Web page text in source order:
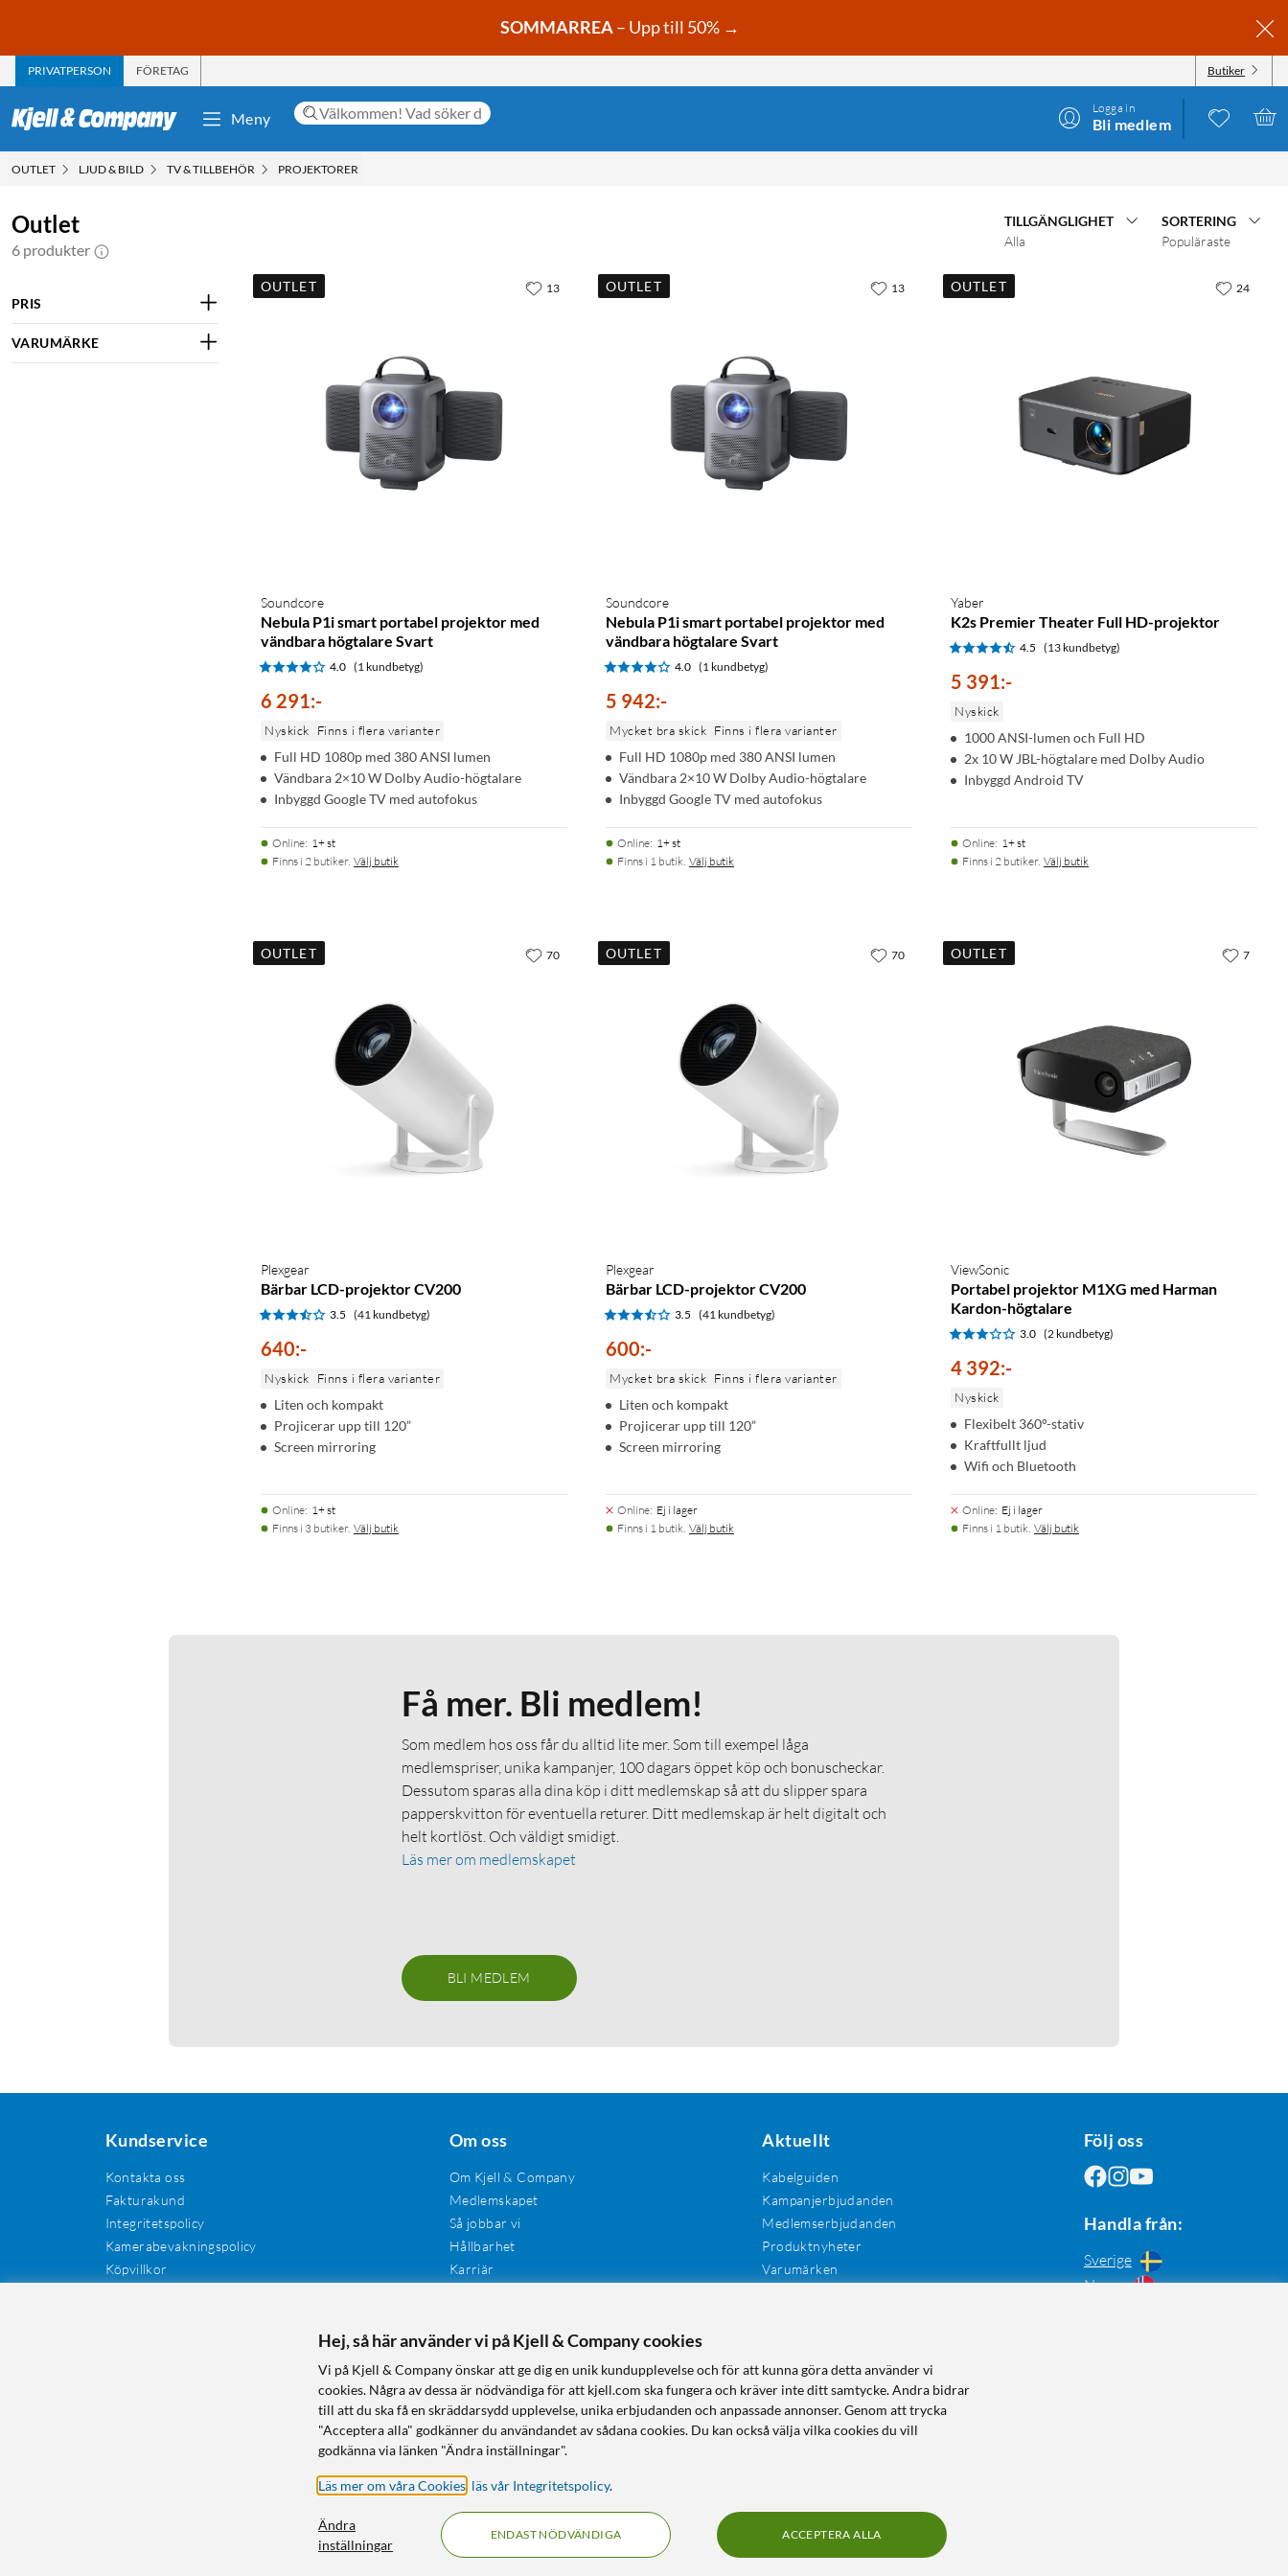
SOMMARREA– Upp till 50% →
PRIVATPERSON FÖRETAG Butiker
Meny
Logga in
Bli medlem
OUTLET LJUD & BILD TV & TILLBEHÖR PROJEKTORER
Outlet
6 produkter
PRIS
VARUMÄRKE
TILLGÄNGLIGHET
Alla
SORTERING
Populäraste
OUTLET
Soundcore
Nebula P1i smart portabel projektor med
vändbara högtalare Svart
4.0 (1 kundbetyg)
6 291:-
Nyskick Finns i flera varianter
Full HD 1080p med 380 ANSI lumen
Vändbara 2×10 W Dolby Audio-högtalare
Inbyggd Google TV med autofokus
Online: 1+ st
Finns i 2 butiker. Välj butik
13 OUTLET
Soundcore
Nebula P1i smart portabel projektor med
vändbara högtalare Svart
4.0 (1 kundbetyg)
5 942:-
Mycket bra skick Finns i flera varianter
Full HD 1080p med 380 ANSI lumen
Vändbara 2×10 W Dolby Audio-högtalare
Inbyggd Google TV med autofokus
Online: 1+ st
Finns i 1 butik. Välj butik
13 OUTLET
Yaber
K2s Premier Theater Full HD-projektor
4.5 (13 kundbetyg)
5 391:-
Nyskick
1000 ANSI-lumen och Full HD
2x 10 W JBL-högtalare med Dolby Audio
Inbyggd Android TV
Online: 1+ st
Finns i 2 butiker. Välj butik
24
OUTLET
Plexgear
Bärbar LCD-projektor CV200
3.5 (41 kundbetyg)
640:-
Nyskick Finns i flera varianter
Liten och kompakt
Projicerar upp till 120”
Screen mirroring
Online: 1+ st
Finns i 3 butiker. Välj butik
70 OUTLET
Plexgear
Bärbar LCD-projektor CV200
3.5 (41 kundbetyg)
600:-
Mycket bra skick Finns i flera varianter
Liten och kompakt
Projicerar upp till 120”
Screen mirroring
Online: Ej i lager
Finns i 1 butik. Välj butik
70 OUTLET
ViewSonic
Portabel projektor M1XG med Harman
Kardon-högtalare
3.0 (2 kundbetyg)
4 392:-
Nyskick
Flexibelt 360°-stativ
Kraftfullt ljud
Wifi och Bluetooth
Online: Ej i lager
Finns i 1 butik. Välj butik
7
Få mer. Bli medlem!
Som medlem hos oss får du alltid lite mer. Som till exempel låga
medlemspriser, unika kampanjer, 100 dagars öppet köp och bonuscheckar.
Dessutom sparas alla dina köp i ditt medlemskap så att du slipper spara
papperskvitton för eventuella returer. Ditt medlemskap är helt digitalt och
helt kortlöst. Och väldigt smidigt.
Läs mer om medlemskapet
BLI MEDLEM
Kundservice
Kontakta oss
Fakturakund
Integritetspolicy
Kamerabevakningspolicy
Köpvillkor
Om oss
Om Kjell & Company
Medlemskapet
Så jobbar vi
Hållbarhet
Karriär
Tillgänglighet
Aktuellt
Kabelguiden
Kampanjerbjudanden
Medlemserbjudanden
Produktnyheter
Varumärken
Följ oss
Handla från:
Sverige
Norge
KUNSKAP OCH TILLBEHÖR TILL HEMELEKTRONIK
Hej, så här använder vi på Kjell & Company cookies
Vi på Kjell & Company önskar att ge dig en unik kundupplevelse och för att kunna göra detta använder vi
cookies. Några av dessa är nödvändiga för att kjell.com ska fungera och kräver inte ditt samtycke. Andra bidrar
till att du ska få en skräddarsydd upplevelse, unika erbjudanden och anpassade annonser. Genom att trycka
"Acceptera alla" godkänner du användandet av sådana cookies. Du kan också välja vilka cookies du vill
godkänna via länken "Ändra inställningar".
Läs mer om våra Cookies läs vår Integritetspolicy.
Ändra
inställningar
ENDAST NÖDVÄNDIGA ACCEPTERA ALLA